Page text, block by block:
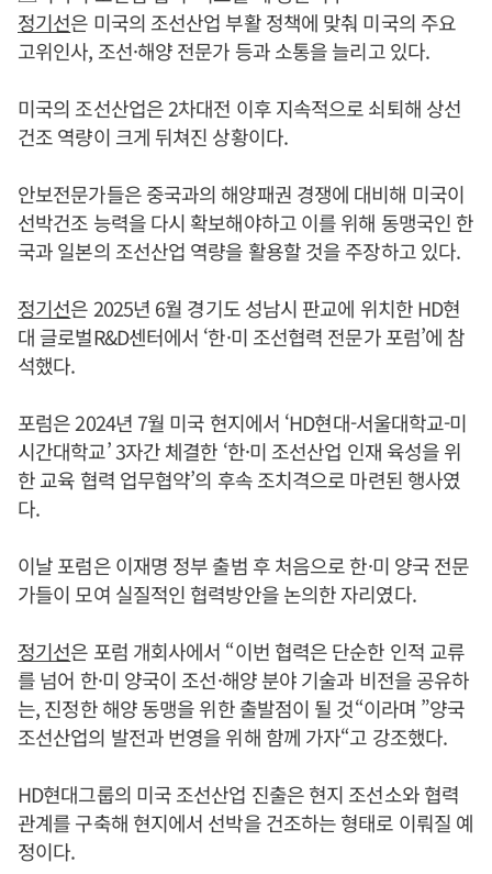
정기선은 미국의 조선산업 부활 정책에 맞춰 미국의 주요
고위인사, 조선·해양 전문가 등과 소통을 늘리고 있다.
미국의 조선산업은 2차대전 이후 지속적으로 쇠퇴해 상선
건조 역량이 크게 뒤쳐진 상황이다.
안보전문가들은 중국과의 해양패권 경쟁에 대비해 미국이
선박건조 능력을 다시 확보해야하고 이를 위해 동맹국인 한
국과 일본의 조선산업 역량을 활용할 것을 주장하고 있다.
정기선은 2025년 6월 경기도 성남시 판교에 위치한 HD현
대 글로벌R&D센터에서 ‘한·미 조선협력 전문가 포럼’에 참
석했다.
포럼은 2024년 7월 미국 현지에서 ‘HD현대-서울대학교-미
시간대학교’ 3자간 체결한 ‘한·미 조선산업 인재 육성을 위
한 교육 협력 업무협약’의 후속 조치격으로 마련된 행사였
다.
이날 포럼은 이재명 정부 출범 후 처음으로 한·미 양국 전문
가들이 모여 실질적인 협력방안을 논의한 자리였다.
정기선은 포럼 개회사에서 “이번 협력은 단순한 인적 교류
를 넘어 한·미 양국이 조선·해양 분야 기술과 비전을 공유하
는, 진정한 해양 동맹을 위한 출발점이 될 것“이라며 ”양국
조선산업의 발전과 번영을 위해 함께 가자“고 강조했다.
HD현대그룹의 미국 조선산업 진출은 현지 조선소와 협력
관계를 구축해 현지에서 선박을 건조하는 형태로 이뤄질 예
정이다.